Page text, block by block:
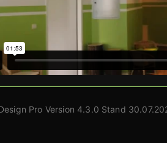
Pro Version 4.3.0 Stand